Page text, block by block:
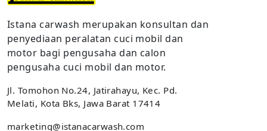
Istana carwash merupakan konsultan dan
penyediaan peralatan cuci mobil dan
motor bagi pengusaha dan calon
pengusaha cuci mobil dan motor.
Jl. Tomohon No.24, Jatirahayu, Kec. Pd.
Melati, Kota Bks, Jawa Barat 17414
marketing@istanacarwash.com